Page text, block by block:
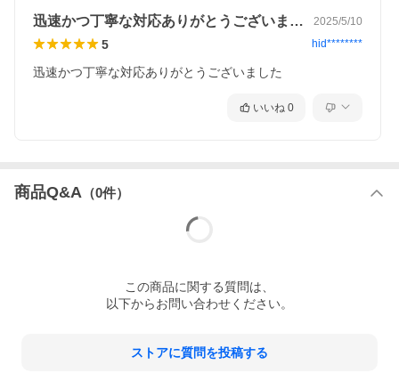
・冷凍商品２個口＝通常送料(1,332円)＋648円＝1,980円
・冷凍商品３個口＝通常送料(1,998円)＋972円＝2,970円
迅速かつ丁寧な対応ありがとうございまし… 2025/5/10
5 hid********
迅速かつ丁寧な対応ありがとうございました
いいね 0
商品Q&A （0件）
この商品に関する質問は、
以下からお問い合わせください。
ストアに質問を投稿する